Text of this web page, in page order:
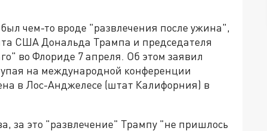
чем-то вроде "развлечения после ужина",
США Дональда Трампа и председателя
во Флориде 7 апреля. Об этом заявил
на международной конференции
в Лос-Анджелесе (штат Калифорния) в
за это "развлечение" Трампу "не пришлось